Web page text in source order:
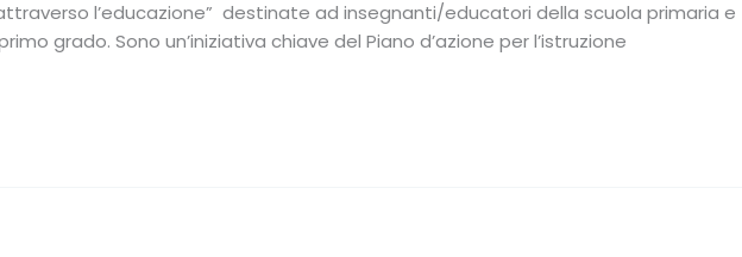
l’educazione” destinate ad insegnanti/educatori della scuola primaria e
grado. Sono un’iniziativa chiave del Piano d’azione per l’istruzione